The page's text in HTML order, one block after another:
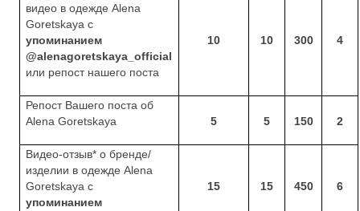
видео в одеждеAlena
Goretskaya с
упоминанием
@alenagoretskaya _official
или репост нашего поста
10 10 300 4
Репост Вашего поста об
Alena Goretskaya 5 5 150 2
Видео-отзыв* о бренде/
изделии в одеждеAlena
Goretskaya с
упоминанием
15 15 450 6